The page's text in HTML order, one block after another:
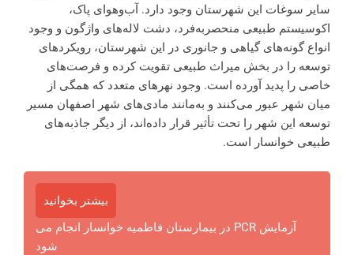
سایر سوغات این شهرستان وجود دارد. آب‌وهوای پاک،
اکوسیستم طبیعی منحصربه‌فرد، دشت لاله‌های واژگون و وجود
انواع گونه‌های گیاهی و جانوری در این شهرستان، رویکردهای
توسعه را در بخش میراث طبیعی تقویت کرده و فرصت‌های
خاصی را پدید آورده است. وجود نهرهای متعدد که همگی از
میان شهر عبور می‌کنند و به‌مانند مادی‌های شهر اصفهان مسیر
توسعه این شهر را تحت تأثیر قرار داده‌اند، از دیگر جاذبه‌های
طبیعی خوانسار است.
بیشتر بخوانید
آزمایش PCR در بیمارستان فاطمیه خوانسار انجام می
شود